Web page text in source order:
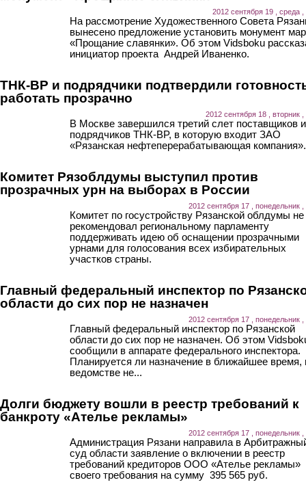
2012 сентября 19 , среда ,
На рассмотрение Художественного Совета
вынесено предложение установить монумент
«Прощание славянки». Об этом Vidsboku
инициатор проекта Андрей Иваненко.
ТНК-ВР и подрядчики подтвердили
работать прозрачно
2012 сентября 18 , вторник ,
В Москве завершился третий слет поставщиков и
подрядчиков ТНК-BP, в которую входит ЗАО
«Рязанская нефтеперерабатывающая компания».
Комитет Рязоблдумы выступил против
прозрачных урн на выборах в России
2012 сентября 17 , понедельник ,
Комитет по госустройству Рязанской облдумы не
рекомендовал региональному парламенту
поддерживать идею об оснащении прозрачными
урнами для голосования всех избирательных
участков страны.
Главный федеральный инспектор по
области до сих пор не назначен
2012 сентября 17 , понедельник ,
Главный федеральный инспектор по Рязанской
области до сих пор не назначен. Об этом
сообщили в аппарате федерального инспектора.
Планируется ли назначение в ближайшее время,
ведомстве не...
Долги бюджету вошли в реестр требований к
банкроту «Ателье рекламы»
2012 сентября 17 , понедельник ,
Администрация Рязани направила в
суд области заявление о включении в реестр
требований кредиторов ООО «Ателье рекламы»
своего требования на сумму 395 565 руб.